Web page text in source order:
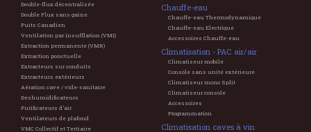
Double-flux décentralisée
Double Flux sans gaine
Puits Canadien
Ventilation par insufflation (VMI)
Extraction permanente (VMR)
Extraction ponctuelle
Extracteurs sur conduits
Extracteurs extérieurs
Aération cave / vide-sanitaire
Deshumidificateurs
Purificateurs d'air
Ventilateurs de plafond
VMC Collectif et Tertiaire
Chauffe-eau
Chauffe-eau Thermodynamique
Chauffe-eau Electrique
Accessoires Chauffe-eau
Climatisation - PAC air/air
Climatiseur mobile
Console sans unité extérieure
Climatiseur mono Split
Climatiseur console
Accessoires
Programmation
Climatisation caves à vin